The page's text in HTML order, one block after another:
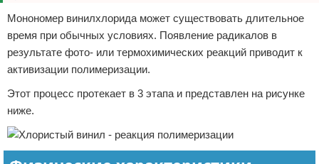
Монономер винилхлорида может существовать длительное
время при обычных условиях. Появление радикалов в
результате фото- или термохимических реакций приводит к
активизации полимеризации.
Этот процесс протекает в 3 этапа и представлен на рисунке
ниже.